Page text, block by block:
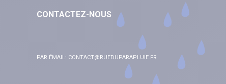
CONTACTEZ-NOUS
PAR ÉMAIL: CONTACT@RUEDUPARAPLUIE.FR